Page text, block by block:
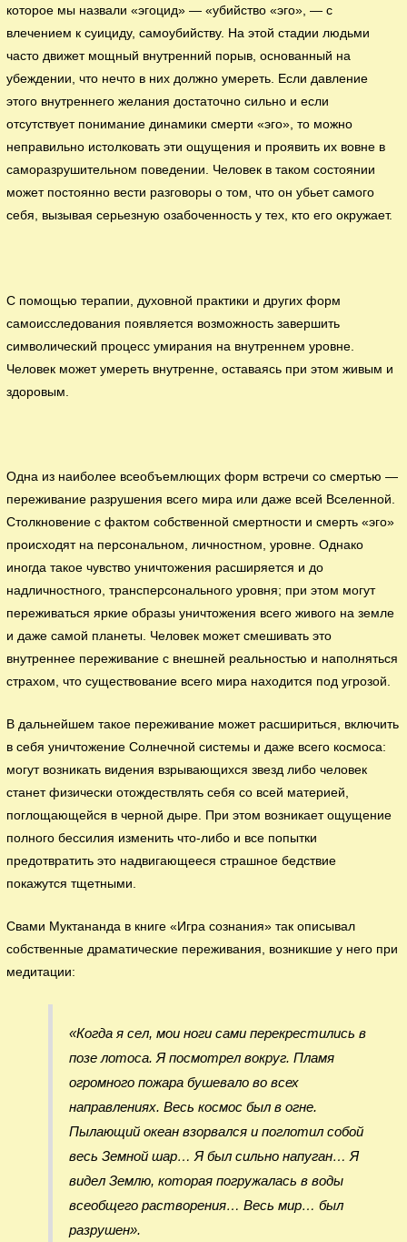
которое мы назвали «эгоцид» — «убийство «эго», — с
влечением к суициду, самоубийству. На этой стадии людьми
часто движет мощный внутренний порыв, основанный на
убеждении, что нечто в них должно умереть. Если давление
этого внутреннего желания достаточно сильно и если
отсутствует понимание динамики смерти «эго», то можно
неправильно истолковать эти ощущения и проявить их вовне в
саморазрушительном поведении. Человек в таком состоянии
может постоянно вести разговоры о том, что он убьет самого
себя, вызывая серьезную озабоченность у тех, кто его окружает.
С помощью терапии, духовной практики и других форм
самоисследования появляется возможность завершить
символический процесс умирания на внутреннем уровне.
Человек может умереть внутренне, оставаясь при этом живым и
здоровым.
Одна из наиболее всеобъемлющих форм встречи со смертью —
переживание разрушения всего мира или даже всей Вселенной.
Столкновение с фактом собственной смертности и смерть «эго»
происходят на персональном, личностном, уровне. Однако
иногда такое чувство уничтожения расширяется и до
надличностного, трансперсонального уровня; при этом могут
переживаться яркие образы уничтожения всего живого на земле
и даже самой планеты. Человек может смешивать это
внутреннее переживание с внешней реальностью и наполняться
страхом, что существование всего мира находится под угрозой.
В дальнейшем такое переживание может расшириться, включить
в себя уничтожение Солнечной системы и даже всего космоса:
могут возникать видения взрывающихся звезд либо человек
станет физически отождествлять себя со всей материей,
поглощающейся в черной дыре. При этом возникает ощущение
полного бессилия изменить что-либо и все попытки
предотвратить это надвигающееся страшное бедствие
покажутся тщетными.
Свами Муктананда в книге «Игра сознания» так описывал
собственные драматические переживания, возникшие у него при
медитации:
«Когда я сел, мои ноги сами перекрестились в
позе лотоса. Я посмотрел вокруг. Пламя
огромного пожара бушевало во всех
направлениях. Весь космос был в огне.
Пылающий океан взорвался и поглотил собой
весь Земной шар… Я был сильно напуган… Я
видел Землю, которая погружалась в воды
всеобщего растворения… Весь мир… был
разрушен».